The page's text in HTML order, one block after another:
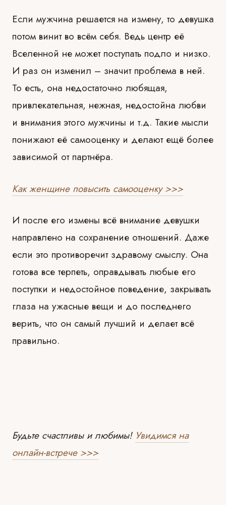
Если мужчина решается на измену, то девушка
потом винит во всём себя. Ведь центр её
Вселенной не может поступать подло и низко.
И раз он изменил – значит проблема в ней.
То есть, она недостаточно любящая,
привлекательная, нежная, недостойна любви
и внимания этого мужчины и т.д. Такие мысли
понижают её самооценку и делают ещё более
зависимой от партнёра.
Как женщине повысить самооценку >>>
И после его измены всё внимание девушки
направлено на сохранение отношений. Даже
если это противоречит здравому смыслу. Она
готова все терпеть, оправдывать любые его
поступки и недостойное поведение, закрывать
глаза на ужасные вещи и до последнего
верить, что он самый лучший и делает всё
правильно.
Будьте счастливы и любимы! Увидимся на
онлайн-встрече >>>